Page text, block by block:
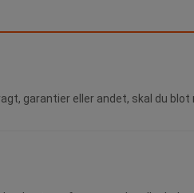
garantier eller andet, skal du